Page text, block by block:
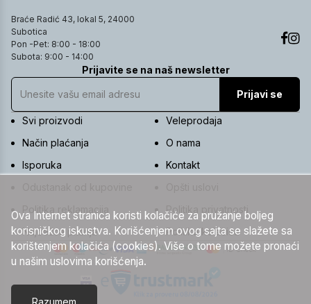
Braće Radić 43, lokal 5, 24000
Subotica
Pon -Pet: 8:00 - 18:00
Subota: 9:00 - 14:00
Prijavite se na naš newsletter
Prijavi se
Svi proizvodi
Veleprodaja
Način plaćanja
O nama
Isporuka
Kontakt
Politika reklamacija
Politika privatnosti
Najčešća pitanja
Politika kolačića
Ova Internet stranica koristi kolačiće za pružanje boljeg
korisničkog iskustva. Korišćenjem ovog sajta se slažete sa
korištenjem kolačića (cookies). Više o tome možete pronaći
u našim uslovima korišćenja.
Razumem